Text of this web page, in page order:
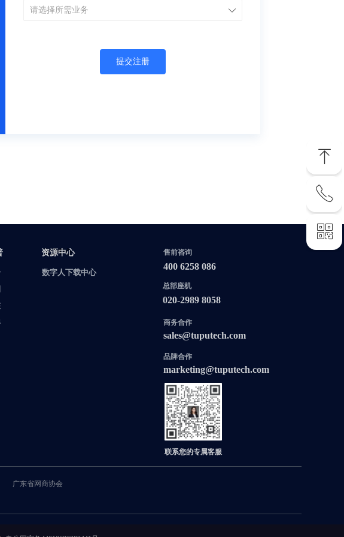
ꄳ
提交注册
400 6258 086
sales@tuputech.com
联系您的专属客服
售前咨询
商务合作
marketing@tuputech.com
品牌合作
020-2989 8058
总部座机
广东省网商协会
资源中心
数字人下载中心
资源中心
ꁸ
回到顶部
ꂅ
400 6258 086
ꀥ